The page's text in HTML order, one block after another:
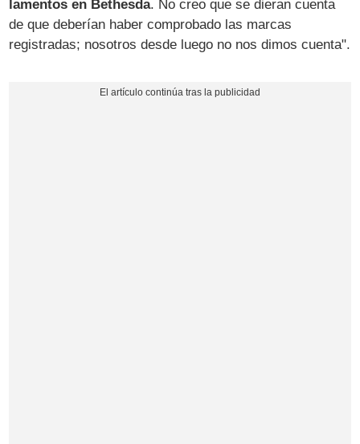
lamentos en Bethesda. No creo que se dieran cuenta
de que deberían haber comprobado las marcas
registradas; nosotros desde luego no nos dimos cuenta".